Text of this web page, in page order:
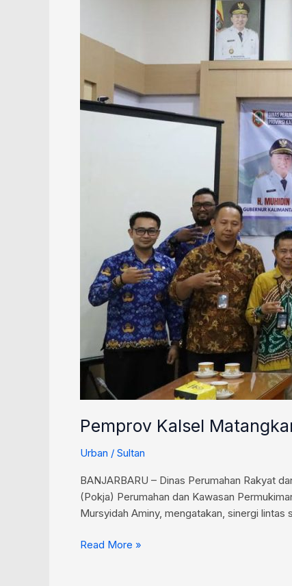
Pemprov Kalsel
Urban / Sultan
BANJARBARU – Dinas Perumahan Rakyat
(Pokja) Perumahan dan Kawasan
Mursyidah Aminy, mengatakan, sinergi
Kumuh
Read More »